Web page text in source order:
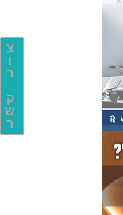
צ
ו
ר
ק
ש
ר